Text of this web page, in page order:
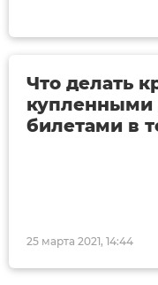
25 марта 2021, 14:44
Что делать
купленными
билетами в